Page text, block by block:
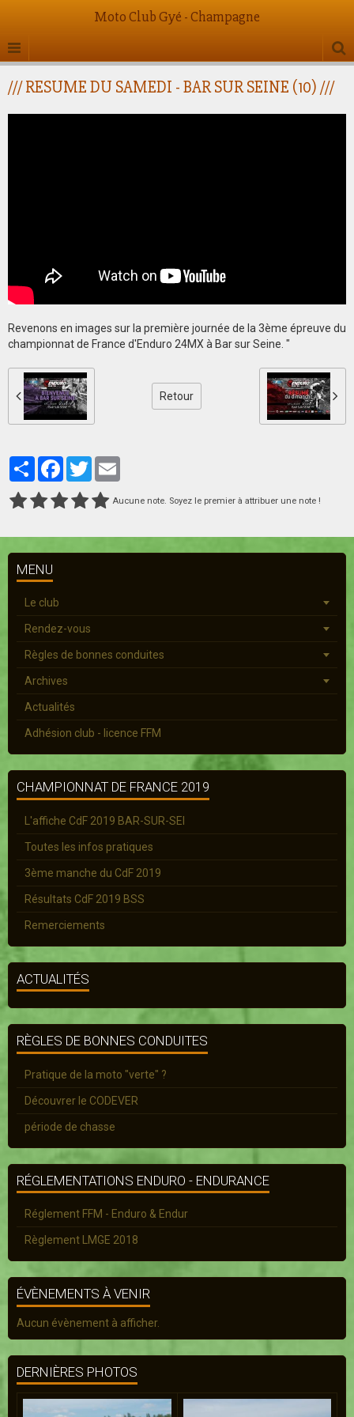
Moto Club Gyé - Champagne
/// RESUME DU SAMEDI - BAR SUR SEINE (10) ///
Revenons en images sur la première journée de la 3ème épreuve du
championnat de France d'Enduro 24MX à Bar sur Seine. "
Retour
PartagerFacebook
Twitter
Aucune note. Soyez le premier à attribuer une note !
MENU
Le club
Rendez-vous
Règles de bonnes conduites
Archives
Actualités
Adhésion club - licence FFM
CHAMPIONNAT DE FRANCE 2019
L'affiche CdF 2019 BAR-SUR-SEI
Toutes les infos pratiques
3ème manche du CdF 2019
Résultats CdF 2019 BSS
Remerciements
ACTUALITÉS
RÈGLES DE BONNES CONDUITES
Pratique de la moto "verte" ?
Découvrer le CODEVER
période de chasse
RÉGLEMENTATIONS ENDURO - ENDURANCE
Réglement FFM - Enduro & Endur
Règlement LMGE 2018
ÉVÈNEMENTS À VENIR
Aucun évènement à afficher.
DERNIÈRES PHOTOS